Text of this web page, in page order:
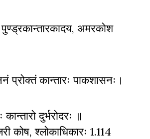
पुण्ड्रकान्तारकादय, अमरकोश
प्रोक्तं कान्तारः पाकशासनः।
दुर्भरोदरः ॥
कोष, श्लोकाधिकारः 1.114